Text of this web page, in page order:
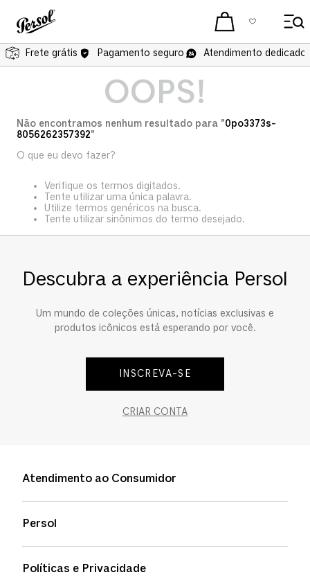
Frete grátis Pagamento seguro Atendimento dedicado
OOPS!
Não encontramos nenhum resultado para "0po3373s-
8056262357392"
O que eu devo fazer?
Verifique os termos digitados.
Tente utilizar uma única palavra.
Utilize termos genéricos na busca.
Tente utilizar sinônimos do termo desejado.
Descubra a experiência Persol
Um mundo de coleções únicas, notícias exclusivas e
produtos icônicos está esperando por você.
INSCREVA-SE
CRIAR CONTA
Atendimento ao Consumidor
Status de pedidos
Persol
Políticas e Privacidade